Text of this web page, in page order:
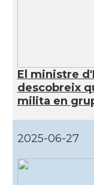
El ministre
descobreix
milita en
2025-06-27